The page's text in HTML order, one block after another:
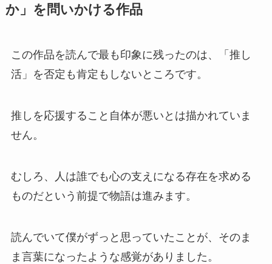
か」を問いかける作品
この作品を読んで最も印象に残ったのは、「推し
活」を否定も肯定もしないところです。
推しを応援すること自体が悪いとは描かれていま
せん。
むしろ、人は誰でも心の支えになる存在を求める
ものだという前提で物語は進みます。
読んでいて僕がずっと思っていたことが、そのま
ま言葉になったような感覚がありました。